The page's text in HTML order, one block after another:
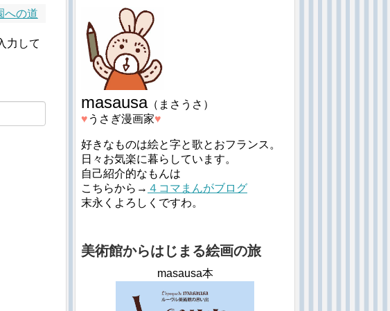
への道
力して
masausa（まさうさ）
♥︎ うさぎ漫画家♥︎
好きなものは絵と字と歌とおフランス。
日々お気楽に暮らしています。
自己紹介的なもんは
こちらから→ ４コマまんがブログ
末永くよろしくですわ。
美術館からはじまる絵画の旅
masausa本